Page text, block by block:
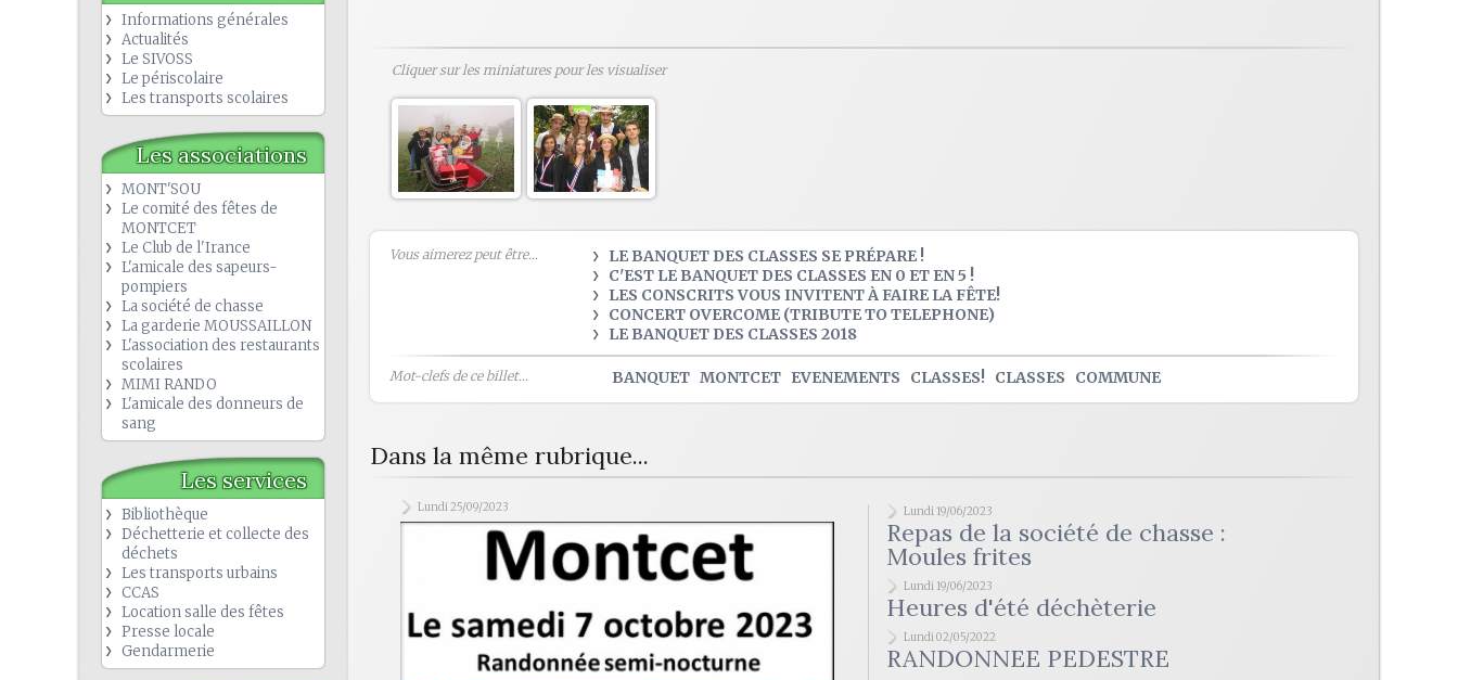
Informations générales
Actualités
Le SIVOSS
Le périscolaire
Les transports scolaires
Les associations
MONT'SOU
Le comité des fêtes de
MONTCET
Le Club de l'Irance
L'amicale des sapeurs-
pompiers
La société de chasse
La garderie MOUSSAILLON
L'association des restaurants
scolaires
MIMI RANDO
L'amicale des donneurs de
sang
Les services
Bibliothèque
Déchetterie et collecte des
déchets
Les transports urbains
CCAS
Location salle des fêtes
Presse locale
Gendarmerie
Cliquer sur les miniatures pour les visualiser
Vous aimerez peut être...
LE BANQUET DES CLASSES SE PRÉPARE !
C'EST LE BANQUET DES CLASSES EN 0 ET EN 5 !
LES CONSCRITS VOUS INVITENT À FAIRE LA FÊTE!
CONCERT OVERCOME (TRIBUTE TO TELEPHONE)
LE BANQUET DES CLASSES 2018
Mot-clefs de ce billet... BANQUET MONTCET EVENEMENTS CLASSES! CLASSES COMMUNE
Dans la même rubrique...
Lundi 25/09/2023 Lundi 19/06/2023
Repas de la société de chasse :
Moules frites
Lundi 19/06/2023
Heures d'été déchèterie
Lundi 02/05/2022
RANDONNEE PEDESTRE